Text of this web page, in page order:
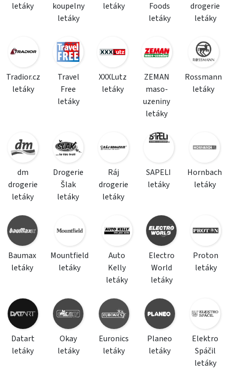
letáky
koupelny
letáky
letáky
Foods
letáky
drogerie
letáky
Tradior.cz
letáky
Travel
Free
letáky
XXXLutz
letáky
ZEMAN
maso-
uzeniny
letáky
Rossmann
letáky
dm
drogerie
letáky
Drogerie
Šlak
letáky
Ráj
drogerie
letáky
SAPELI
letáky
Hornbach
letáky
Baumax
letáky
Mountfield
letáky
Auto
Kelly
letáky
Electro
World
letáky
Proton
letáky
Datart
letáky
Okay
letáky
Euronics
letáky
Planeo
letáky
Elektro
Spáčil
letáky